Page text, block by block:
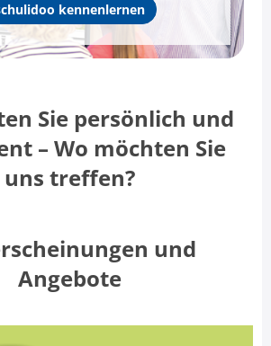
kennenlernen
Sie persönlich und
– Wo möchten Sie
uns treffen?
und
Angebote